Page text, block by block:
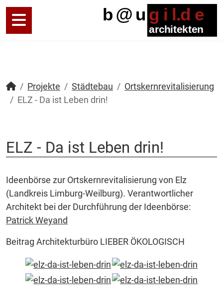
Projekte Städtebau
Ortskernrevitalisierung
ELZ - Da ist Leben drin!
ELZ - Da ist Leben drin!
Ideenbörse zur Ortskernrevitalisierung von Elz
(Landkreis Limburg-Weilburg). Verantwortlicher
Architekt bei der Durchführung der Ideenbörse:
Patrick Weyand
Beitrag Architekturbüro LIEBER ÖKOLOGISCH